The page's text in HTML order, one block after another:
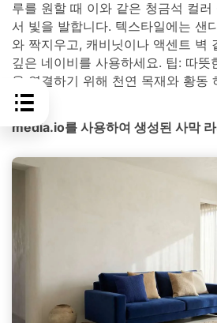
루를 원할 때 이와 같은 청금석 컬러
서 빛을 발합니다. 텍스타일에는 샌
와 짝지우고, 캐비닛이나 액센트 벽
깊은 네이비를 사용하세요. 팁: 따뜻
을 연결하기 위해 천연 목재와 황동
요.
media.io를 사용하여 생성된 사막